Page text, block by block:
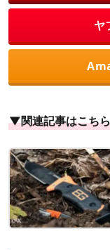
ヤ
▼関連記事はこちら